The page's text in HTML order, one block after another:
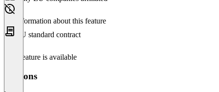
No information about this feature
EU standard contract
This feature is available
Versions